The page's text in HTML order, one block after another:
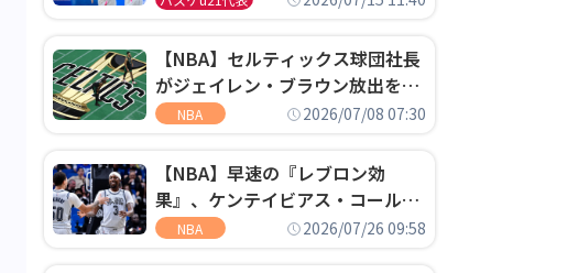
決定
【NBA】セルティックス球団社長
がジェイレン・ブラウン放出を説
明「キャップの70％が2人の選手
NBA 2026/07/08 07:30
【NBA】早速の『レブロン効
果』、ケンテイビアス・コールド
ウェル・ポープがセブンティシク
NBA 2026/07/26 09:58